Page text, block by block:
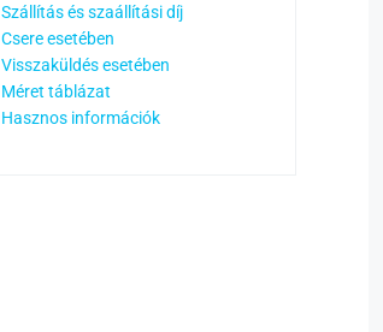
Szállítás és szaállítási díj
Csere esetében
Visszaküldés esetében
Méret táblázat
Hasznos információk